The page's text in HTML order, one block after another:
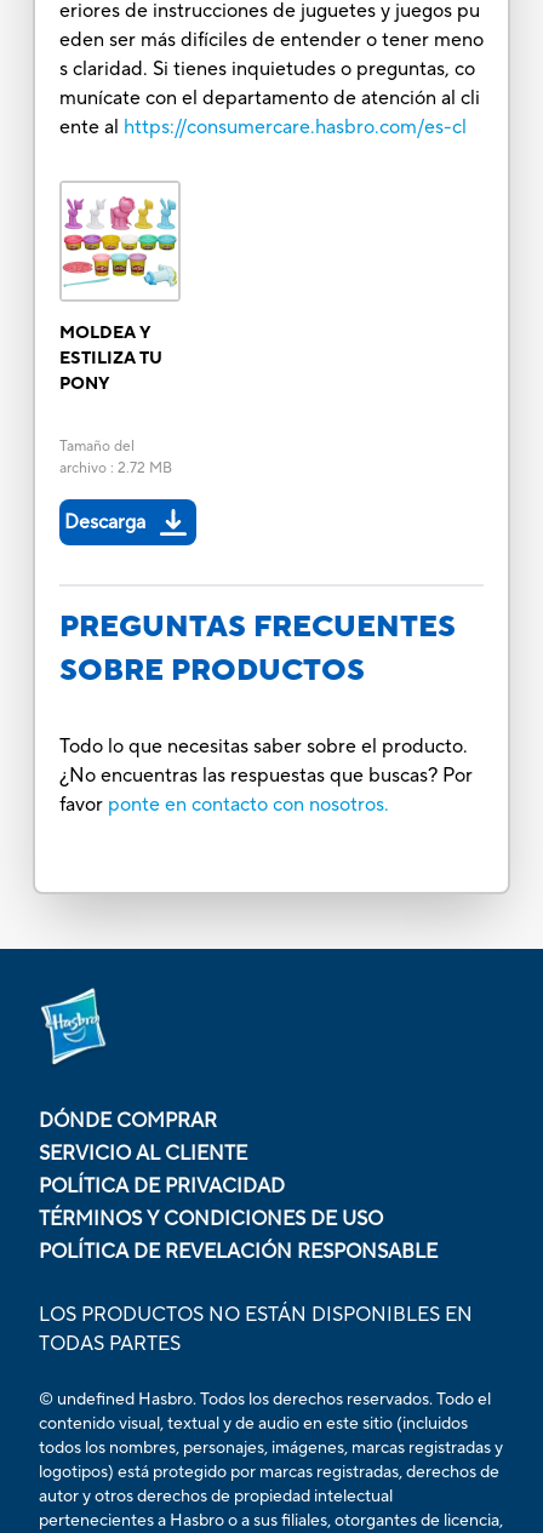
eriores de instrucciones de juguetes y juegos pu
eden ser más difíciles de entender o tener meno
s claridad. Si tienes inquietudes o preguntas, co
munícate con el departamento de atención al cli
ente al https://consumercare.hasbro.com/es-cl
MOLDEA Y
ESTILIZA TU
PONY
Tamaño del
archivo: 2.72 MB
Descarga
PREGUNTAS FRECUENTES
SOBRE PRODUCTOS
Todo lo que necesitas saber sobre el producto.
¿No encuentras las respuestas que buscas? Por
favor ponte en contacto con nosotros.
DÓNDE COMPRAR
SERVICIO AL CLIENTE
POLÍTICA DE PRIVACIDAD
TÉRMINOS Y CONDICIONES DE USO
POLÍTICA DE REVELACIÓN RESPONSABLE
LOS PRODUCTOS NO ESTÁN DISPONIBLES EN
TODAS PARTES
© undefined Hasbro. Todos los derechos reservados. Todo el
contenido visual, textual y de audio en este sitio (incluidos
todos los nombres, personajes, imágenes, marcas registradas y
logotipos) está protegido por marcas registradas, derechos de
autor y otros derechos de propiedad intelectual
pertenecientes a Hasbro o a sus filiales, otorgantes de licencia,